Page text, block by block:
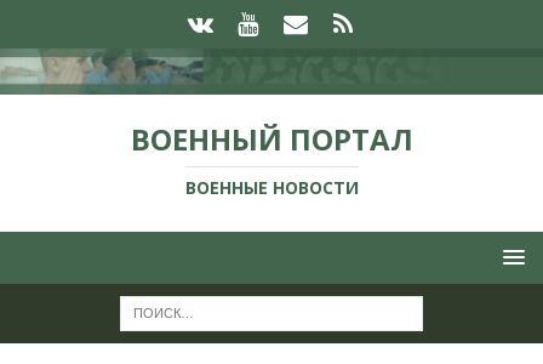
ВОЕННЫЙ ПОРТАЛ
ВОЕННЫЕ НОВОСТИ